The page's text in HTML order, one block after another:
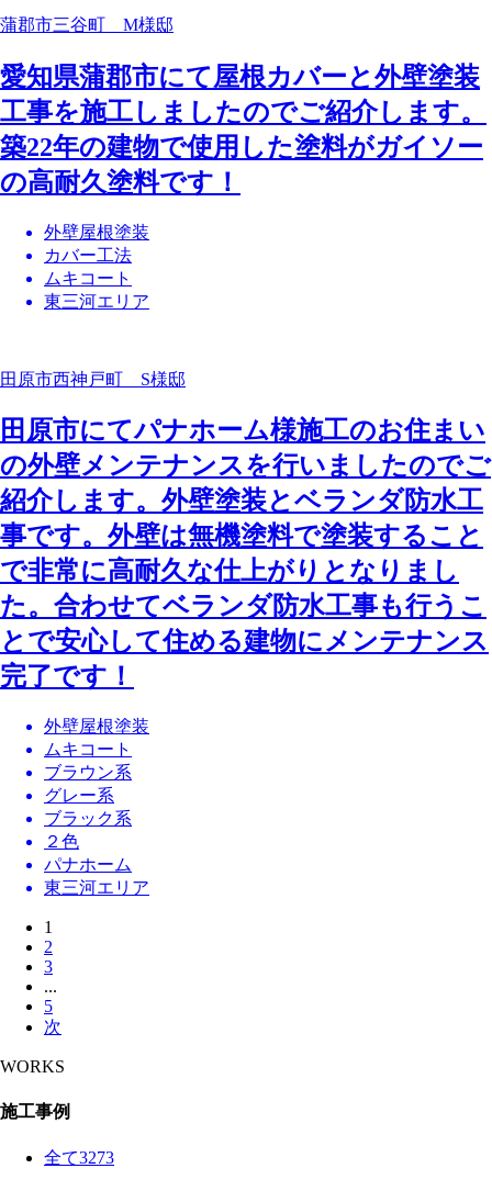
蒲郡市三谷町 M様邸
愛知県蒲郡市にて屋根カバーと外壁塗装
工事を施工しましたのでご紹介します。
築22年の建物で使用した塗料がガイソー
の高耐久塗料です！
外壁屋根塗装
カバー工法
ムキコート
東三河エリア
田原市西神戸町 S様邸
田原市にてパナホーム様施工のお住まい
の外壁メンテナンスを行いましたのでご
紹介します。外壁塗装とベランダ防水工
事です。外壁は無機塗料で塗装すること
で非常に高耐久な仕上がりとなりまし
た。合わせてベランダ防水工事も行うこ
とで安心して住める建物にメンテナンス
完了です！
外壁屋根塗装
ムキコート
ブラウン系
グレー系
ブラック系
２色
パナホーム
東三河エリア
1
2
3
...
5
次
WORKS
施工事例
全て3273